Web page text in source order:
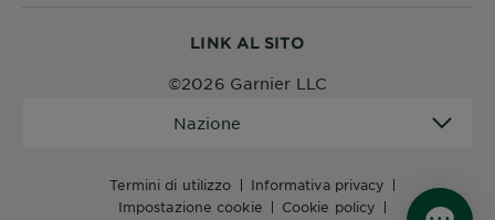
LINK AL SITO
termini di utilizzo
informativa privacy
impostazione cookie
cookie policy
Nazione
©2026 Garnier LLC